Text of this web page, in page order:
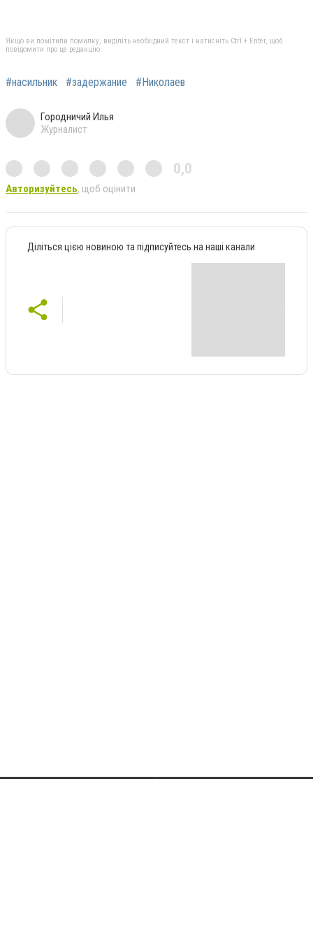
Якщо ви помітили помилку, виділіть необхідний текст і натисніть Ctrl + Enter, щоб
повідомити про це редакцію
#насильник #задержание #Николаев
Городничий Илья
Журналист
0,0
Авторизуйтесь, щоб оцінити
Діліться цією новиною та підписуйтесь на наші канали